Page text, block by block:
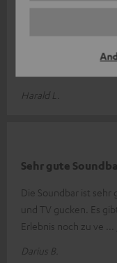
und Ganzen ist
Harald L.
Sehr gute
Die Soundbar ist
und TV gucken. Es
Erlebnis noch zu ve
Darius B.